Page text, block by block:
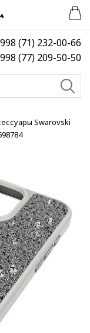
(71) 232-00-66
(77) 209-50-50
Swarovski